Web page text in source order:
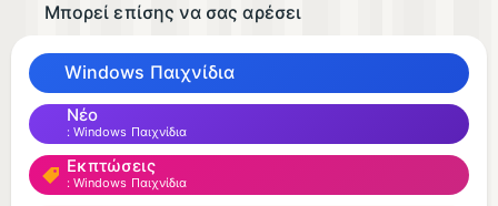
Μπορεί επίσης να σας αρέσει
Windows Παιχνίδια
Νέο
Windows Παιχνίδια
Εκπτώσεις
Windows Παιχνίδια